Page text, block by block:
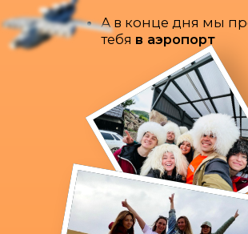
Всё самое важное,
чтобы хорошо отдохнуть
ВКЛЮЧЕНО
В СТОИМОСТЬ